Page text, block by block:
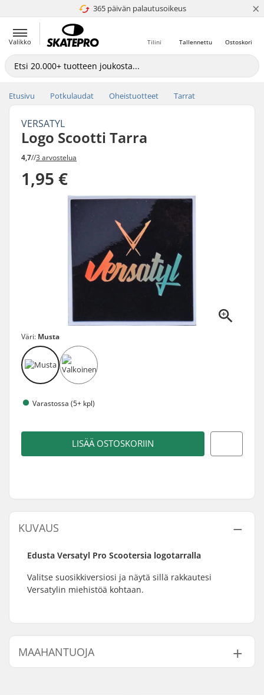
365 päivän palautusoikeus
4.8 / 5 ×
Valikko Ostoskori
Tallennettu
Tilini
Etusivu Potkulaudat Oheistuotteet Tarrat
VERSATYL
Logo Scootti Tarra
4,7//3 arvostelua
1,95 €
Väri: Musta
Varastossa (5+ kpl)
LISÄÄ OSTOSKORIIN
KUVAUS
Edusta Versatyl Pro Scootersia logotarralla
Valitse suosikkiversiosi ja näytä sillä rakkautesi
Versatylin miehistöä kohtaan.
MAAHANTUOJA